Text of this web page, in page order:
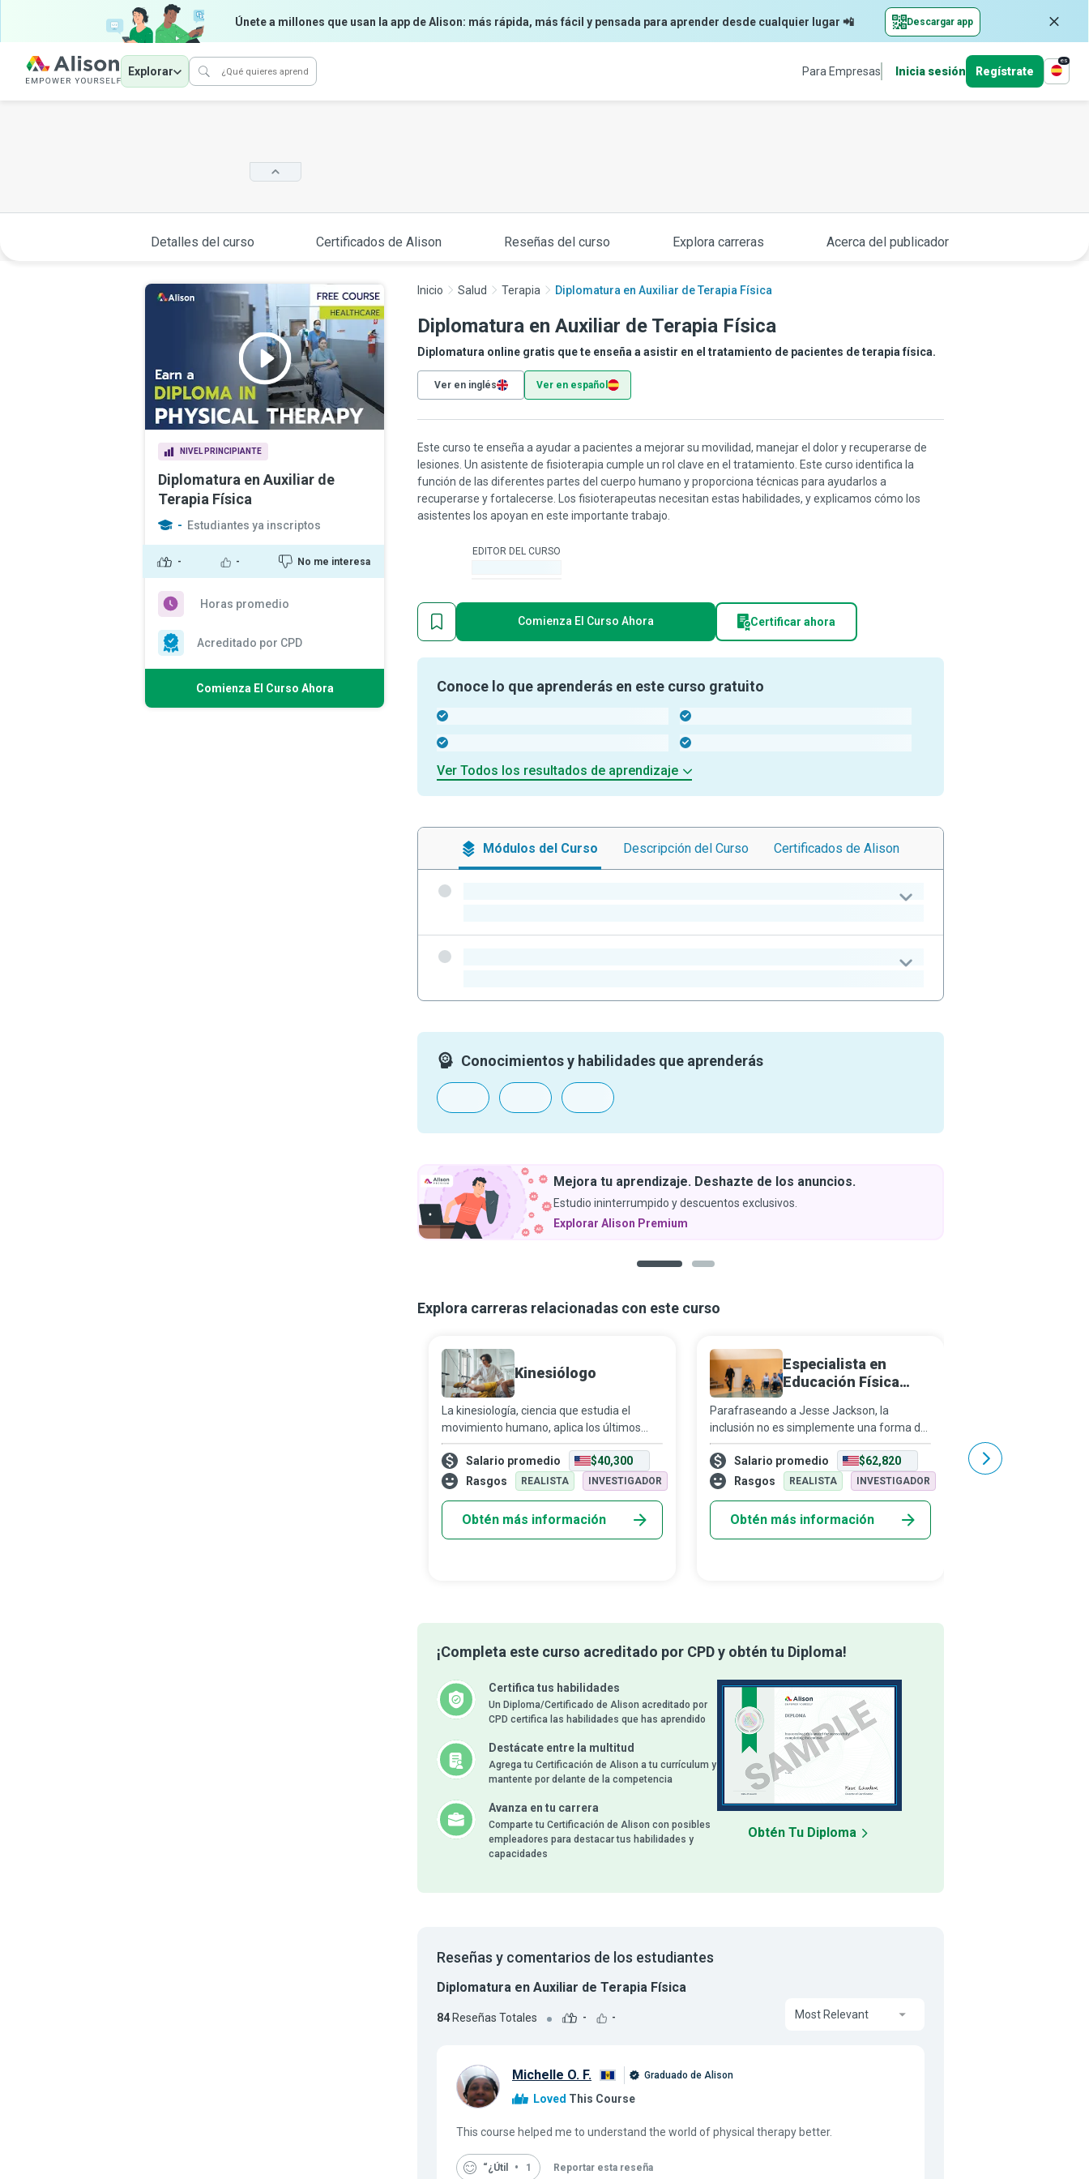
Únete a millones que usan la app de Alison: más rápida, más fácil y pensada para aprender desde cualquier lugar 📲 Descargar app
Explorar Para Empresas Inicia sesión Regístrate
es
Detalles del curso Certificados de Alison Reseñas del curso Explora carreras Acerca del publicador
NIVEL PRINCIPIANTE
Diplomatura en Auxiliar de
Terapia Física
- Estudiantes ya inscriptos
- - No me interesa
Horas promedio
Acreditado por CPD
Comienza El Curso Ahora
Inicio Salud Terapia Diplomatura en Auxiliar de Terapia Física
Diplomatura en Auxiliar de Terapia Física
Diplomatura online gratis que te enseña a asistir en el tratamiento de pacientes de terapia física.
Ver en inglés Ver en español
Este curso te enseña a ayudar a pacientes a mejorar su movilidad, manejar el dolor y recuperarse de
lesiones. Un asistente de fisioterapia cumple un rol clave en el tratamiento. Este curso identifica la
función de las diferentes partes del cuerpo humano y proporciona técnicas para ayudarlos a
recuperarse y fortalecerse. Los fisioterapeutas necesitan estas habilidades, y explicamos cómo los
asistentes los apoyan en este importante trabajo.
EDITOR DEL CURSO
Comienza El Curso Ahora Certificar ahora
Conoce lo que aprenderás en este curso gratuito
Ver Todos los resultados de aprendizaje
Módulos del Curso Descripción del Curso Certificados de Alison
Conocimientos y habilidades que aprenderás
Mejora tu aprendizaje. Deshazte de los anuncios.
Estudio ininterrumpido y descuentos exclusivos.
Explorar Alison Premium
Explora carreras relacionadas con este curso
Kinesiólogo
La kinesiología, ciencia que estudia el
movimiento humano, aplica los últimos
avances basados en evidencia para
mejorar la función, la salud y el bienestar
de las personas en distintos contextos y
Salario promedio
$40,300
Rasgos
REALISTA INVESTIGADOR
Obtén más información
Especialista en
Educación Física
Parafraseando a Jesse Jackson, la
inclusión no es simplemente una forma de
mejorar tu estatus social. Si se hace
correctamente, como se esfuerzan los
especialistas en educación física adaptada,
Salario promedio
$62,820
Rasgos
REALISTA INVESTIGADOR
Obtén más información
cómo crujen tus
pasado por un
la desesperación al
Salario promedio
¡Completa este curso acreditado por CPD y obtén tu Diploma!
Certifica tus habilidades
Un Diploma/Certificado de Alison acreditado por
CPD certifica las habilidades que has aprendido
Destácate entre la multitud
Agrega tu Certificación de Alison a tu currículum y
mantente por delante de la competencia
Avanza en tu carrera
Comparte tu Certificación de Alison con posibles
empleadores para destacar tus habilidades y
capacidades
Obtén Tu Diploma
Reseñas y comentarios de los estudiantes
Diplomatura en Auxiliar de Terapia Física
84Reseñas Totales - - Most Relevant
Michelle O. F. Graduado de Alison
Loved This Course
This course helped me to understand the world of physical therapy better.
“¿Útil 1 Reportar esta reseña